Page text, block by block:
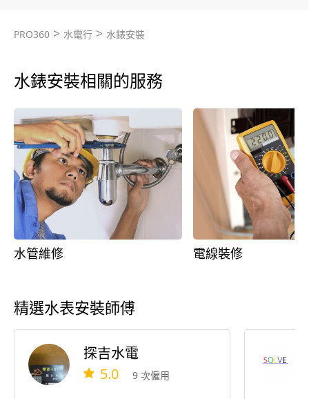
PRO360 > 水電行 > 水錶安裝
水錶安裝相關的服務
水管維修 電線裝修
精選水表安裝師傅
探吉水電
5.0 9 次僱用